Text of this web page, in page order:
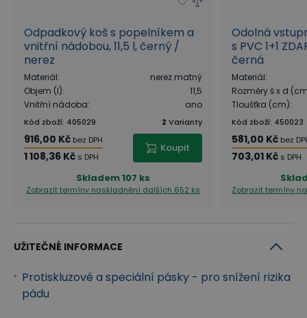
Odpadkový koš s popelníkem a
vnitřní nádobou, 11,5 l, černý /
nerez
Materiál:
nerez matný
Objem (l):
11,5
Vnitřní nádoba: ano
Kód zboží: 405029 2 Varianty
916,00 Kč bez DPH
1 108,36 Kč s DPH
Koupit
Skladem107 ks
Zobrazit termíny naskladnění dalších 652 ks
Odolná
s PVC 1+1
černá
Materiál:
Rozměry š x d
Tloušťka (cm):
Kód zboží: 450023
581,00 Kč bez
703,01 Kč s DPH
Zobrazit termíny
UŽITEČNÉ INFORMACE
Protiskluzové a speciální pásky - pro snížení rizika
pádu